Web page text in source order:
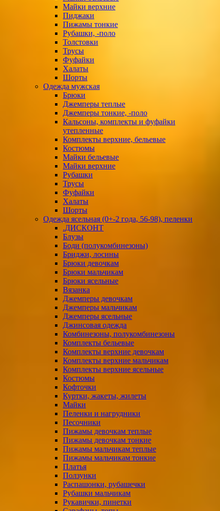
Майки верхние
Пиджаки
Пижамы тонкие
Рубашки, -поло
Толстовки
Трусы
Фуфайки
Халаты
Шорты
Одежда мужская
Брюки
Джемперы теплые
Джемперы тонкие, -поло
Кальсоны, комплекты и фуфайки
утепленные
Комплекты верхние, бельевые
Костюмы
Майки бельевые
Майки верхние
Рубашки
Трусы
Фуфайки
Халаты
Шорты
Одежда ясельная (0+-2 года, 56-98), пеленки
.ДИСКОНТ
Блузы
Боди (полукомбинезоны)
Бриджи, лосины
Брюки девочкам
Брюки мальчикам
Брюки ясельные
Вязанка
Джемперы девочкам
Джемперы мальчикам
Джемперы ясельные
Джинсовая одежда
Комбинезоны, полукомбинезоны
Комплекты бельевые
Комплекты верхние девочкам
Комплекты верхние мальчикам
Комплекты верхние ясельные
Костюмы
Кофточки
Куртки, жакеты, жилеты
Майки
Пеленки и нагрудники
Песочники
Пижамы девочкам теплые
Пижамы девочкам тонкие
Пижамы мальчикам теплые
Пижамы мальчикам тонкие
Платья
Ползунки
Распашонки, рубашечки
Рубашки мальчикам
Рукавички, пинетки